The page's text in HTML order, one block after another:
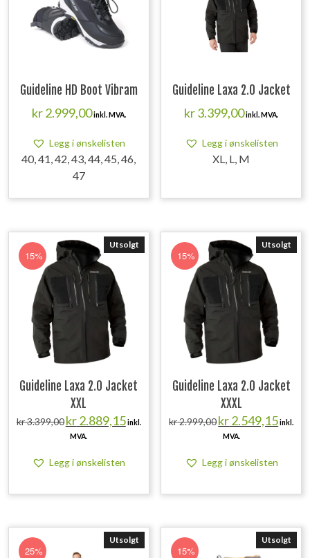
Guideline HD Boot Vibram
kr2.999,00inkl. MVA.
Legg i ønskelisten
40, 41, 42, 43, 44, 45, 46,
47
Guideline Laxa 2.0 Jacket
kr3.399,00inkl. MVA.
Legg i ønskelisten
XL, L, M
15%
Utsolgt
Guideline Laxa 2.0 Jacket
XXL
kr3.399,00 Opprinnelig
pris
var:
kr2.889,15Nåværende
pris
inkl.
MVA.
Legg i ønskelisten
15%
Utsolgt
Guideline Laxa 2.0 Jacket
XXXL
kr2.999,00Opprinnelig
pris
var:
kr2.549,15
pris
inkl.
MVA.
Legg i ønskelisten
25%
Utsolgt
15%
Utsolgt